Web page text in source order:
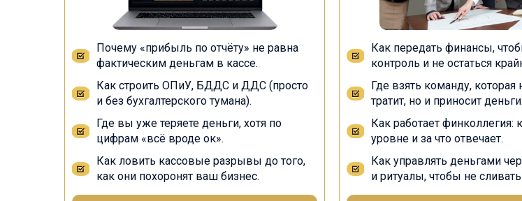
Почему «прибыль по отчёту» не равна
фактическим деньгам в кассе.
Как строить ОПиУ, БДДС и ДДС (просто
и без бухгалтерского тумана).
Где вы уже теряете деньги, хотя по
цифрам «всё вроде ок».
Как ловить кассовые разрывы до того,
как они похоронят ваш бизнес.
Как передать финансы,
контроль и не остаться
Где взять команду, которая
тратит, но и приносит деньги.
Как работает финколлегия:
уровне и за что отвечает.
Как управлять деньгами
и ритуалы, чтобы не